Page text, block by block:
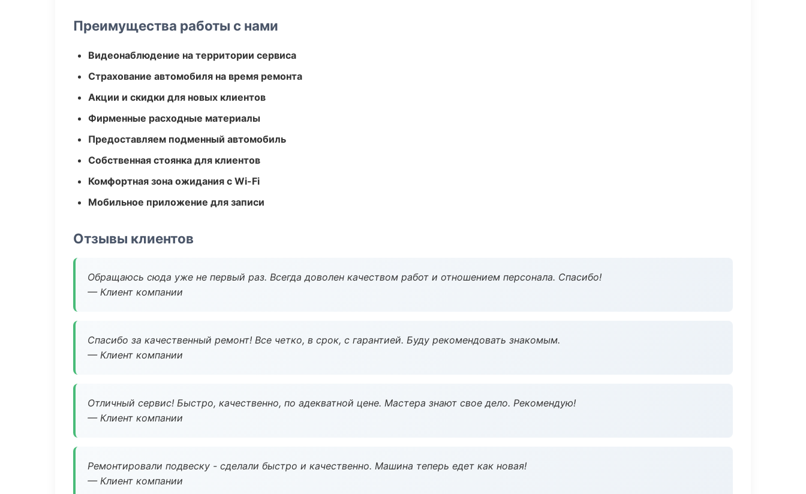
Преимущества работы с нами
Видеонаблюдение на территории сервиса
Страхование автомобиля на время ремонта
Акции и скидки для новых клиентов
Фирменные расходные материалы
Предоставляем подменный автомобиль
Собственная стоянка для клиентов
Комфортная зона ожидания с Wi-Fi
Мобильное приложение для записи
Отзывы клиентов
Обращаюсь сюда уже не первый раз. Всегда доволен качеством работ и отношением персонала. Спасибо!
— Клиент компании
Спасибо за качественный ремонт! Все четко, в срок, с гарантией. Буду рекомендовать знакомым.
— Клиент компании
Отличный сервис! Быстро, качественно, по адекватной цене. Мастера знают свое дело. Рекомендую!
— Клиент компании
Ремонтировали подвеску - сделали быстро и качественно. Машина теперь едет как новая!
— Клиент компании